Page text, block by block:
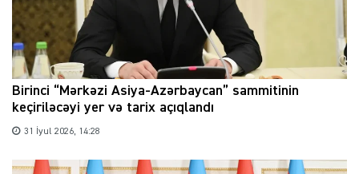
Birinci “Mərkəzi Asiya-Azərbaycan” sammitinin
keçiriləcəyi yer və tarix açıqlandı
31 İyul 2026, 14:28